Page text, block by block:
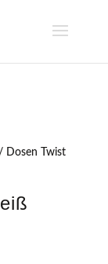
Dosen Twist